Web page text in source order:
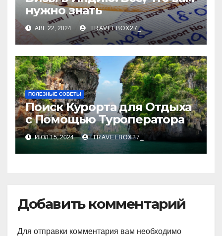
нужно знать
АВГ 22, 2024 TRAVELBOX27_
ПОЛЕЗНЫЕ СОВЕТЫ
Поиск Курорта для Отдыха
с Помощью Туроператора
ИЮЛ 15, 2024 TRAVELBOX27_
Добавить комментарий
Для отправки комментария вам необходимо